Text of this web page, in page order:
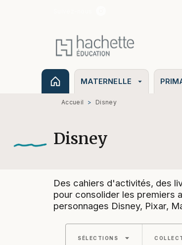
MATERNELLE arrow_drop_down
Accueil > Disney
Disney
Des cahiers d'activités, des
pour consolider les premiers
personnages Disney, Pixar,
SÉLECTIONS arrow_drop_down